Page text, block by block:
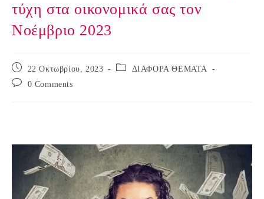
τύχη στα οικονομικά σας τον
Νοέμβριο 2023
Post
published:
22 Οκτωβρίου, 2023
Post
ΔΙΑΦΟΡΑ ΘΕΜΑΤΑ
Post
0 Comments